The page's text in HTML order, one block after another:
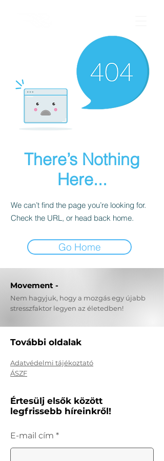
There’s Nothing
Here...
We can’t find the page you’re looking for.
Check the URL, or head back home.
Go Home
Movement -
Nem hagyjuk, hogy a mozgás egy újabb
stresszfaktor legyen az életedben!
További oldalak
Adatvédelmi tájékoztató
ÁSZF
Értesülj elsők között
legfrissebb híreinkről!
E-mail cím